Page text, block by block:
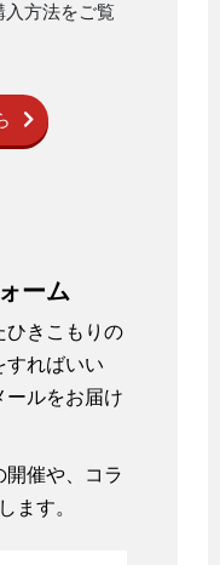
入方法をご覧
ーム
ひきこもりの
すればいい
ールをお届け
催や、コラ
ます。